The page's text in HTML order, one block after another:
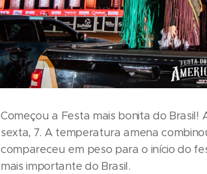
Começou a Festa mais bonita do
sexta, 7. A temperatura amena
compareceu em peso para o início do
mais importante do Brasil.